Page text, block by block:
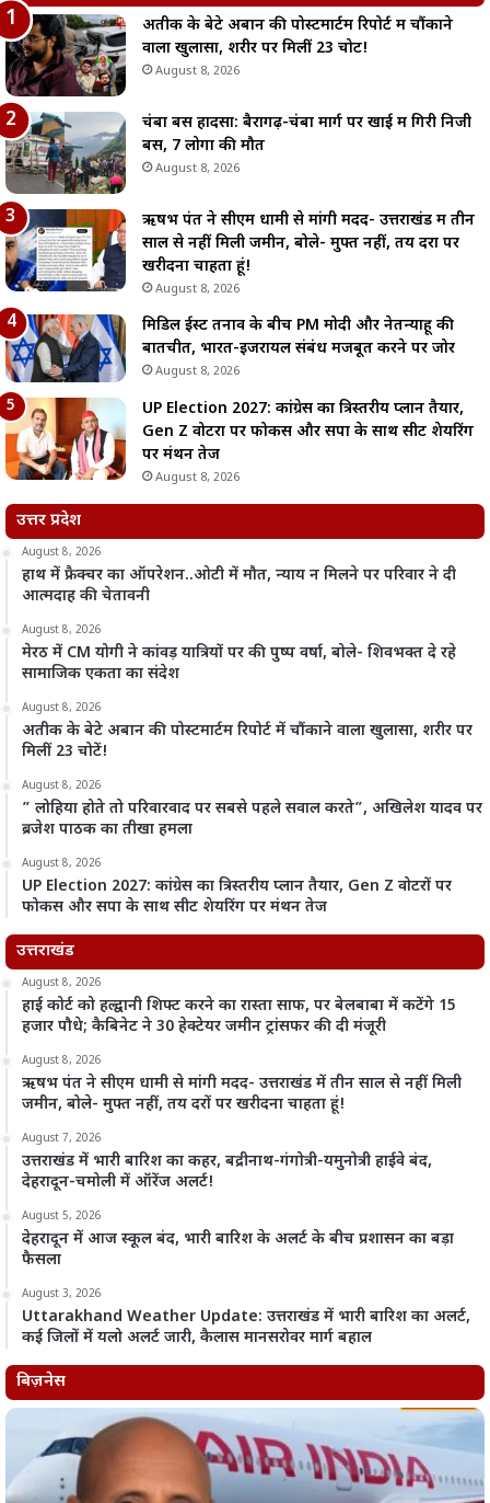
अतीक के बेटे अबान की पोस्टमार्टम रिपोर्ट में चौंकाने
वाला खुलासा, शरीर पर मिलीं 23 चोटें!
August 8, 2026
चंबा बस हादसा: बैरागढ़-चंबा मार्ग पर खाई में गिरी निजी
बस, 7 लोगों की मौत
August 8, 2026
ऋषभ पंत ने सीएम धामी से मांगी मदद- उत्तराखंड में तीन
साल से नहीं मिली जमीन, बोले- मुफ्त नहीं, तय दरों पर
खरीदना चाहता हूं!
August 8, 2026
मिडिल ईस्ट तनाव के बीच PM मोदी और नेतन्याहू की
बातचीत, भारत-इजरायल संबंध मजबूत करने पर जोर
August 8, 2026
UP Election 2027: कांग्रेस का त्रिस्तरीय प्लान तैयार,
Gen Z वोटरों पर फोकस और सपा के साथ सीट शेयरिंग
पर मंथन तेज
August 8, 2026
उत्तर प्रदेश
August 8, 2026
हाथ में फ्रैक्चर का ऑपरेशन..ओटी में मौत, न्याय न मिलने पर परिवार ने दी
आत्मदाह की चेतावनी
August 8, 2026
मेरठ में CM योगी ने कांवड़ यात्रियों पर की पुष्प वर्षा, बोले- शिवभक्त दे रहे
सामाजिक एकता का संदेश
August 8, 2026
अतीक के बेटे अबान की पोस्टमार्टम रिपोर्ट में चौंकाने वाला खुलासा, शरीर पर
मिलीं 23 चोटें!
August 8, 2026
” लोहिया होते तो परिवारवाद पर सबसे पहले सवाल करते”, अखिलेश यादव पर
ब्रजेश पाठक का तीखा हमला
August 8, 2026
UP Election 2027: कांग्रेस का त्रिस्तरीय प्लान तैयार, Gen Z वोटरों पर
फोकस और सपा के साथ सीट शेयरिंग पर मंथन तेज
उत्तराखंड
August 8, 2026
हाई कोर्ट को हल्द्वानी शिफ्ट करने का रास्ता साफ, पर बेलबाबा में कटेंगे 15
हजार पौधे; कैबिनेट ने 30 हेक्टेयर जमीन ट्रांसफर की दी मंजूरी
August 8, 2026
ऋषभ पंत ने सीएम धामी से मांगी मदद- उत्तराखंड में तीन साल से नहीं मिली
जमीन, बोले- मुफ्त नहीं, तय दरों पर खरीदना चाहता हूं!
August 7, 2026
उत्तराखंड में भारी बारिश का कहर, बद्रीनाथ-गंगोत्री-यमुनोत्री हाईवे बंद,
देहरादून-चमोली में ऑरेंज अलर्ट!
August 5, 2026
देहरादून में आज स्कूल बंद, भारी बारिश के अलर्ट के बीच प्रशासन का बड़ा
फैसला
August 3, 2026
Uttarakhand Weather Update: उत्तराखंड में भारी बारिश का अलर्ट,
कई जिलों में यलो अलर्ट जारी, कैलास मानसरोवर मार्ग बहाल
बिज़नेस